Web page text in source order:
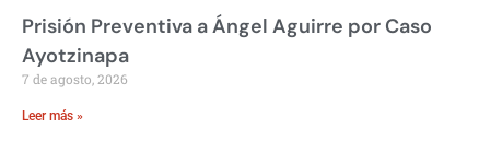
Prisión Preventiva a Ángel Aguirre por Caso
Ayotzinapa
7 de agosto, 2026
Leer más »